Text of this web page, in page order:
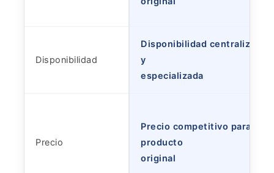
Disponibilidad
Disponibilidad centralizada
y
especializada
Precio
Precio competitivo para
producto
original